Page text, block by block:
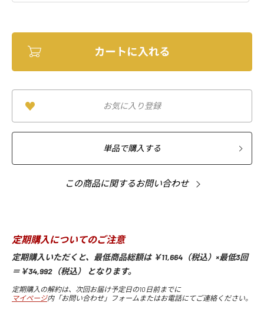
お気に入り登録
単品で購入する
この商品に関するお問い合わせ
定期購入についてのご注意
定期購入いただくと、最低商品総額は ￥11,664（税込）×最低3回
＝￥34,992（税込） となります。
定期購入の解約は、次回お届け予定日の10日前までに
マイページ内「お問い合わせ」フォームまたはお電話にてご連絡ください。